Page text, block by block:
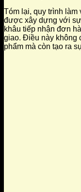
Tóm lại, quy trình làm
được xây dựng với
khâu tiếp nhận đơn
giao. Điều này không
phẩm mà còn tạo ra